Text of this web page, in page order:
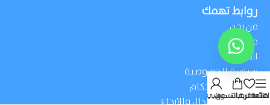
روابط تهمك
من نحن
فروعنا
اتصل بنا
سياسة الخصوصية
الشروط والأحكام
سياسة الإستبدال والإرجاع
قائمة الرغبات
عربة التسوق
حسابي
Open
chaty